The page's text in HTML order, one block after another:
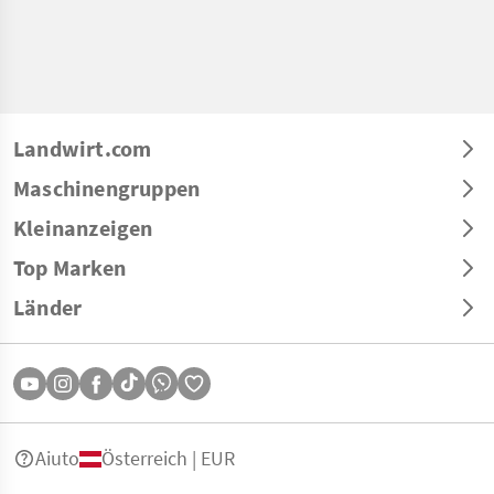
Landwirt.com
Maschinengruppen
Kleinanzeigen
Top Marken
Länder
Aiuto Österreich | EUR